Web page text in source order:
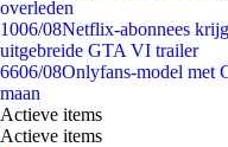
overleden
1006/08Netflix-abonnees
uitgebreide GTA VI trailer
6606/08Onlyfans-model met
maan
Actieve items
Actieve items